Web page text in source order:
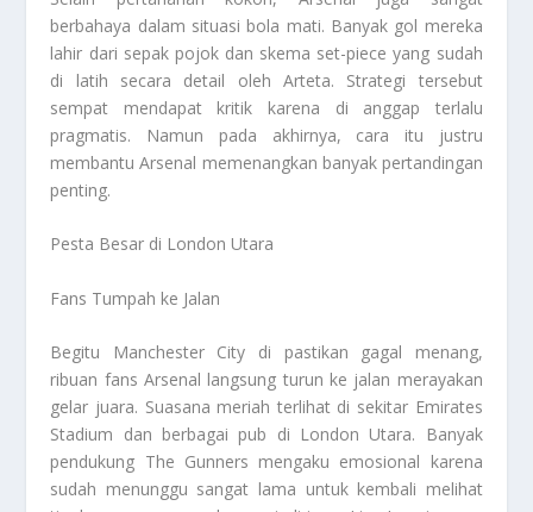
berbahaya dalam situasi bola mati. Banyak gol mereka
lahir dari sepak pojok dan skema set-piece yang sudah
di latih secara detail oleh Arteta. Strategi tersebut
sempat mendapat kritik karena di anggap terlalu
pragmatis. Namun pada akhirnya, cara itu justru
membantu Arsenal memenangkan banyak pertandingan
penting.
Pesta Besar di London Utara
Fans Tumpah ke Jalan
Begitu Manchester City di pastikan gagal menang,
ribuan fans Arsenal langsung turun ke jalan merayakan
gelar juara. Suasana meriah terlihat di sekitar Emirates
Stadium dan berbagai pub di London Utara. Banyak
pendukung The Gunners mengaku emosional karena
sudah menunggu sangat lama untuk kembali melihat